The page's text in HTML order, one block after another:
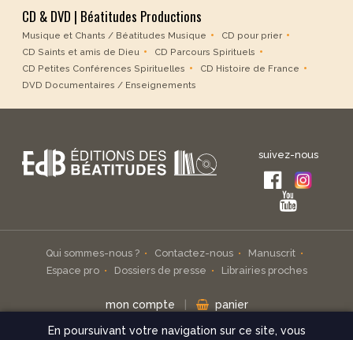
CD & DVD | Béatitudes Productions
Musique et Chants / Béatitudes Musique
CD pour prier
CD Saints et amis de Dieu
CD Parcours Spirituels
CD Petites Conférences Spirituelles
CD Histoire de France
DVD Documentaires / Enseignements
suivez-nous
Qui sommes-nous ? Contactez-nous
Manuscrit
Espace pro
Dossiers de presse Librairies proches
mon compte panier
En poursuivant votre navigation sur ce site, vous